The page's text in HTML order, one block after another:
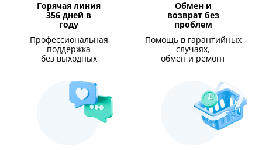
Горячая линия
356 дней в
году
Профессиональная
поддержка
без выходных
Обмен и
возврат без
проблем
Помощь в гарантийных
случаях,
обмен и ремонт